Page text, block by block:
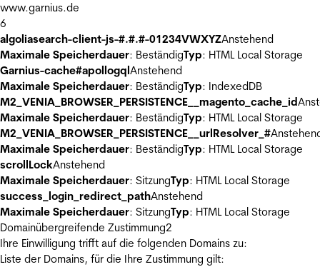
www.garnius.de
6
algoliasearch-client-js-#.#.#-01234VWXYZAnstehend
Maximale Speicherdauer: BeständigTyp: HTML Local Storage
Garnius-cache#apollogqlAnstehend
Maximale Speicherdauer: BeständigTyp: IndexedDB
M2_VENIA_BROWSER_PERSISTENCE__magento_cache_id
Maximale Speicherdauer: BeständigTyp: HTML Local Storage
M2_VENIA_BROWSER_PERSISTENCE__urlResolver_#
Maximale Speicherdauer: BeständigTyp: HTML Local Storage
scrollLockAnstehend
Maximale Speicherdauer: SitzungTyp: HTML Local Storage
success_login_redirect_pathAnstehend
Maximale Speicherdauer: SitzungTyp: HTML Local Storage
Domainübergreifende Zustimmung2
Ihre Einwilligung trifft auf die folgenden Domains zu:
Liste der Domains, für die Ihre Zustimmung gilt: